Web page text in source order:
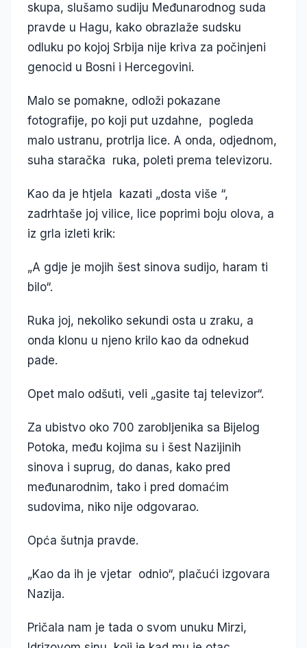
skupa, slušamo sudiju Međunarodnog suda
pravde u Hagu, kako obrazlaže sudsku
odluku po kojoj Srbija nije kriva za počinjeni
genocid u Bosni i Hercegovini.
Malo se pomakne, odloži pokazane
fotografije, po koji put uzdahne, pogleda
malo ustranu, protrlja lice. A onda, odjednom,
suha staračka ruka, poleti prema televizoru.
Kao da je htjela kazati „dosta više “,
zadrhtaše joj vilice, lice poprimi boju olova, a
iz grla izleti krik:
„A gdje je mojih šest sinova sudijo, haram ti
bilo“.
Ruka joj, nekoliko sekundi osta u zraku, a
onda klonu u njeno krilo kao da odnekud
pade.
Opet malo odšuti, veli „gasite taj televizor“.
Za ubistvo oko 700 zarobljenika sa Bijelog
Potoka, među kojima su i šest Nazijinih
sinova i suprug, do danas, kako pred
međunarodnim, tako i pred domaćim
sudovima, niko nije odgovarao.
Opća šutnja pravde.
„Kao da ih je vjetar odnio“, plačući izgovara
Nazija.
Pričala nam je tada o svom unuku Mirzi,